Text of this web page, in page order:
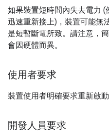
如果裝置短時間內失去電力
迅速重新接上)，裝置可能無
是短暫斷電所致。請注意，
會因硬體而異。
使用者要求
裝置使用者明確要求重新啟動
開發人員要求